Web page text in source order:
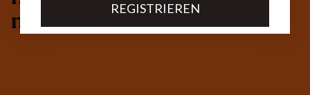
n
chhaltig.
REGISTRIEREN